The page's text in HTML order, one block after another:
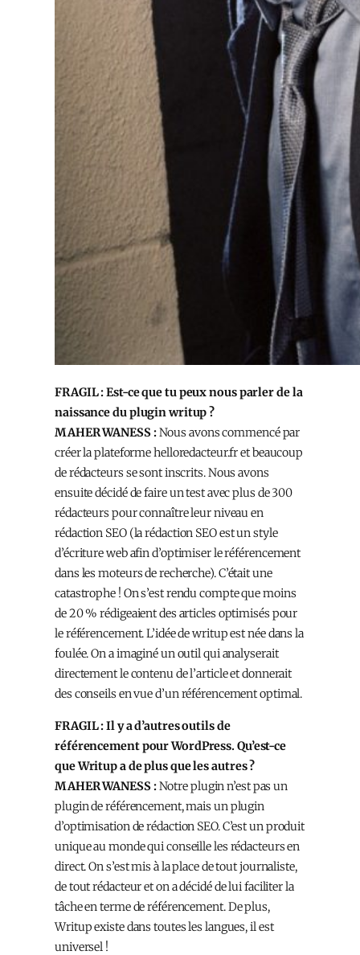
FRAGIL : Est-ce que tu peux nous parler de la
naissance du plugin writup ?
MAHER WANESS :Nous avons commencé par
créer la plateforme helloredacteur.fr et beaucoup
de rédacteurs se sont inscrits. Nous avons
ensuite décidé de faire un test avec plus de 300
rédacteurs pour connaître leur niveau en
rédaction SEO (la rédaction SEO est un style
d’écriture web afin d’optimiser le référencement
dans les moteurs de recherche). C’était une
catastrophe ! On s’est rendu compte que moins
de 20 % rédigeaient des articles optimisés pour
le référencement. L’idée de writup est née dans la
foulée. On a imaginé un outil qui analyserait
directement le contenu de l’article et donnerait
des conseils en vue d’un référencement optimal.
FRAGIL : Il y a d’autres outils de
référencement pour WordPress. Qu’est-ce
que Writup a de plus que les autres ?
MAHER WANESS :Notre plugin n’est pas un
plugin de référencement, mais un plugin
d’optimisation de rédaction SEO. C’est un produit
unique au monde qui conseille les rédacteurs en
direct. On s’est mis à la place de tout journaliste,
de tout rédacteur et on a décidé de lui faciliter la
tâche en terme de référencement. De plus,
Writup existe dans toutes les langues, il est
universel !